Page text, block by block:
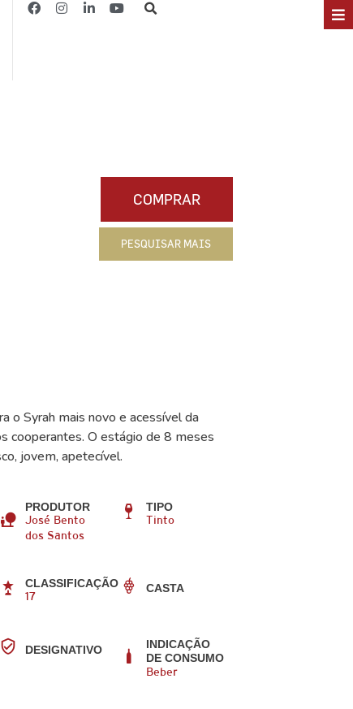
COMPRAR
PESQUISAR MAIS
o Syrah mais novo e acessível da
cooperantes. O estágio de 8 meses
jovem, apetecível.
PRODUTOR
José Bento
dos Santos
TIPO
Tinto
CLASSIFICAÇÃO
17
CASTA
DESIGNATIVO
INDICAÇÃO
DE CONSUMO
Beber